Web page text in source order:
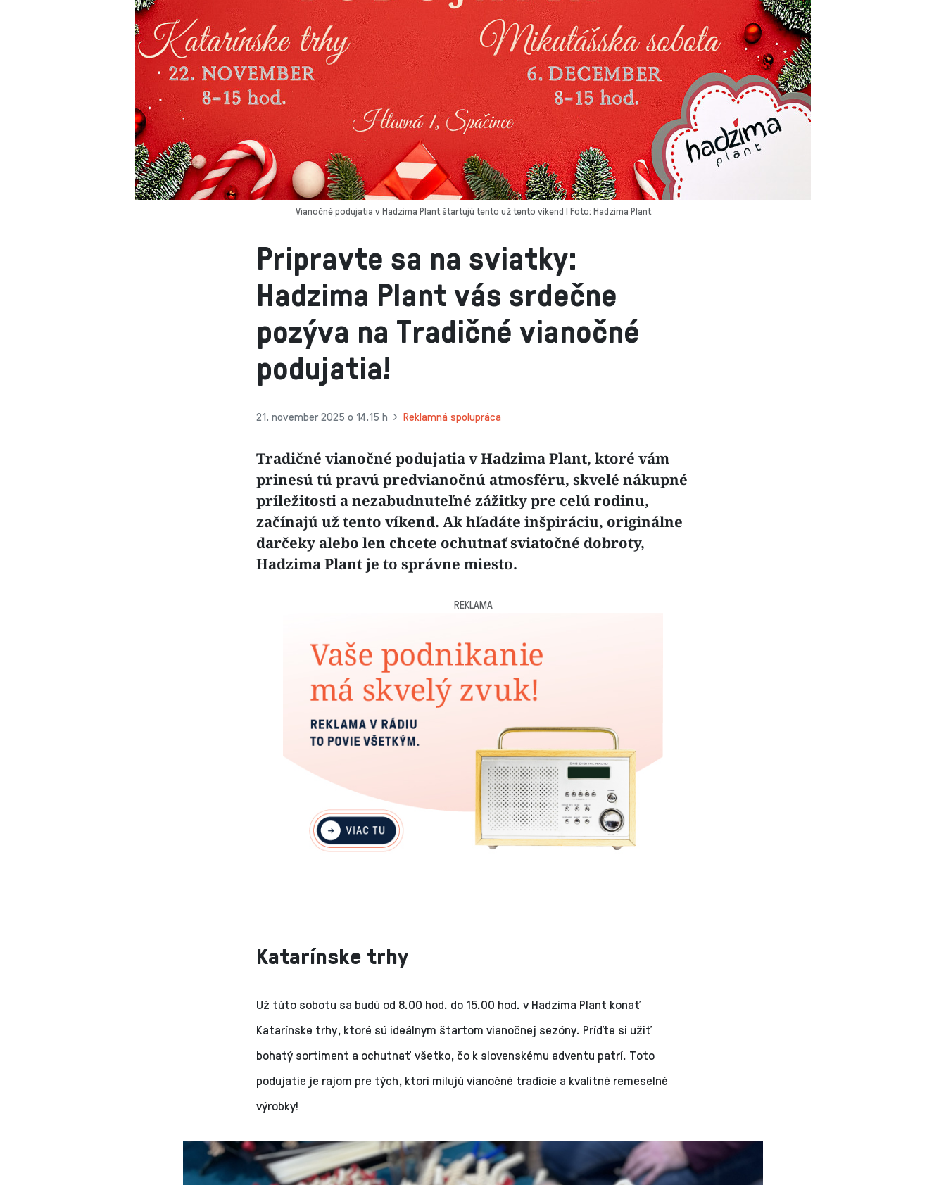
Pripravte sa na sviatky:
Hadzima Plant vás srdečne
pozýva na Tradičné vianočné
podujatia!
21. november 2025 o 14.15 h Reklamná spolupráca
Tradičné vianočné podujatia v Hadzima Plant, ktoré vám
prinesú tú pravú predvianočnú atmosféru, skvelé nákupné
príležitosti a nezabudnuteľné zážitky pre celú rodinu,
začínajú už tento víkend. Ak hľadáte inšpiráciu, originálne
darčeky alebo len chcete ochutnať sviatočné dobroty,
Hadzima Plant je to správne miesto.
Vianočné podujatia v Hadzima Plant štartujú tento už tento víkend | Foto: Hadzima Plant
REKLAMA
Katarínske trhy
Už túto sobotu sa budú od 8.00 hod. do 15.00 hod. v Hadzima Plant konať
Katarínske trhy, ktoré sú ideálnym štartom vianočnej sezóny. Príďte si užiť
bohatý sortiment a ochutnať všetko, čo k slovenskému adventu patrí. Toto
podujatie je rajom pre tých, ktorí milujú vianočné tradície a kvalitné remeselné
výrobky!